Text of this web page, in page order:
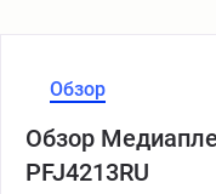
Обзор
Обзор
PFJ4213RU